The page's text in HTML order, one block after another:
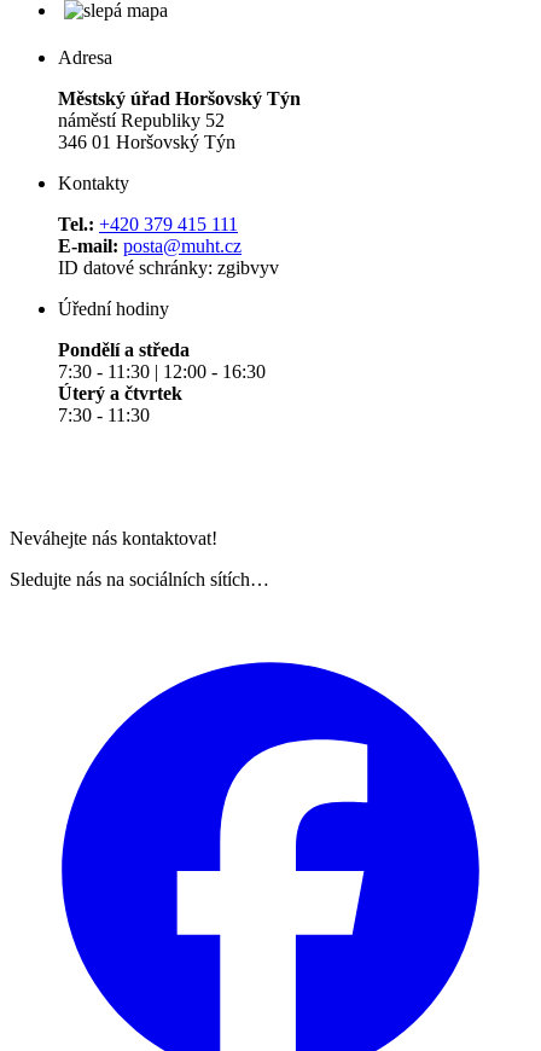
Adresa
Městský úřad Horšovský Týn
náměstí Republiky 52
346 01 Horšovský Týn
Kontakty
Tel.: +420 379 415 111
E-mail: posta@muht.cz
ID datové schránky: zgibvyv
Úřední hodiny
Pondělí a středa
7:30 - 11:30 | 12:00 - 16:30
Úterý a čtvrtek
7:30 - 11:30
Neváhejte nás kontaktovat!
Sledujte nás na sociálních sítích…